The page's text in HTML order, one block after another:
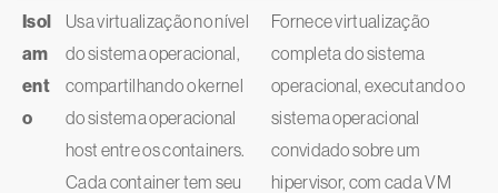
Isol
am
ent
o
Usa virtualização no nível
do sistema operacional,
compartilhando o kernel
do sistema operacional
host entre os containers.
Cada container tem seu
Fornece virtualização
completa do sistema
operacional, executando o
sistema operacional
convidado sobre um
hipervisor, com cada VM